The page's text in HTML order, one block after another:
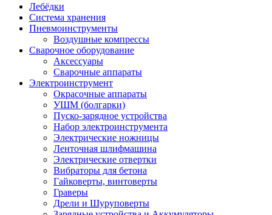
Лебёдки
Система хранения
Пневмоинструменты
Воздушные компрессы
Сварочное оборудование
Аксессуары
Сварочные аппараты
Электроинструмент
Окрасочные аппараты
УШМ (болгарки)
Пуско-зарядное устройства
Набор электроинструмента
Электрические ножницы
Ленточная шлифмашина
Электрические отвертки
Вибраторы для бетона
Гайковерты, винтоверты
Граверы
Дрели и Шуруповерты